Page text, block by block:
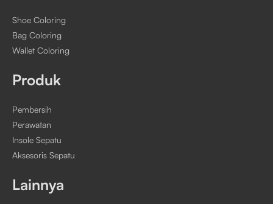
Shoe Coloring
Bag Coloring
Wallet Coloring
Produk
Pembersih
Perawatan
Insole Sepatu
Aksesoris Sepatu
Lainnya